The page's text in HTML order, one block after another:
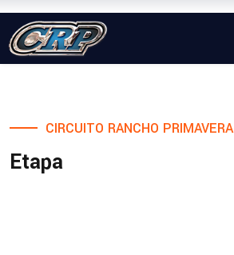
CIRCUITO RANCHO PRIMAVERA
Etapa